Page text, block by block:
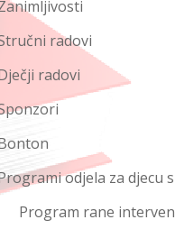
radovi
radovi
odjela za djecu
Program rane